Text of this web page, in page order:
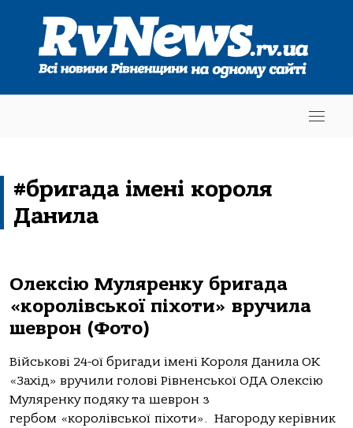
#бригада імені короля
Данила
Олексію Муляренку бригада
«королівської піхоти» вручила
шеврон (Фото)
Військові 24-ої бригади імені Короля Данила ОК
«Захід» вручили голові Рівненської ОДА Олексію
Муляренку подяку та шеврон з
гербом «королівської піхоти». Нагороду керівник